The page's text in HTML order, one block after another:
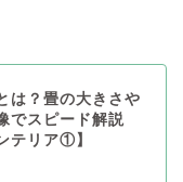
は？畳の大きさや
でスピード解説
テリア①】